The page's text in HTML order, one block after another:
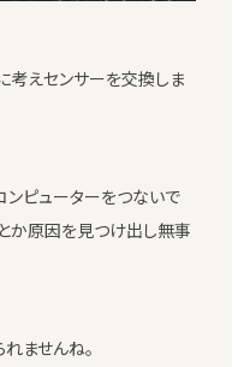
考えセンサーを交換しま
ピューターをつないで
か原因を見つけ出し無事
ませんね。